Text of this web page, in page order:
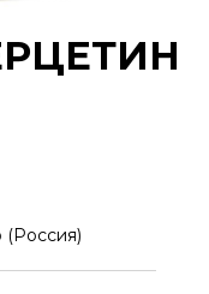
(Россия)